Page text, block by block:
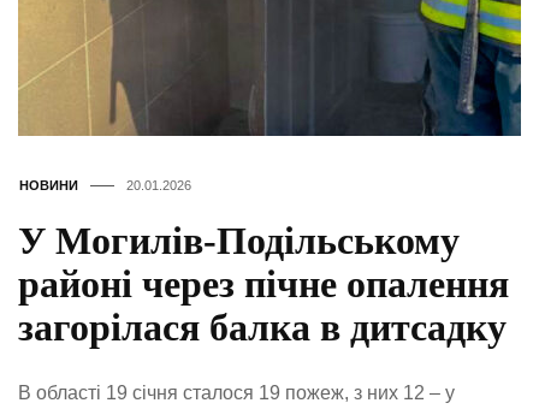
НОВИНИ 20.01.2026
У Могилів-Подільському
районі через пічне опалення
загорілася балка в дитсадку
В області 19 січня сталося 19 пожеж, з них 12 – у